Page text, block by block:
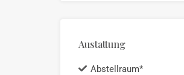
Austattung
Abstellraum*